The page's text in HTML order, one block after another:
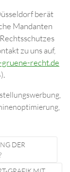
berät
Mandanten
zu uns auf,
gruene-recht.de
,
,
DER